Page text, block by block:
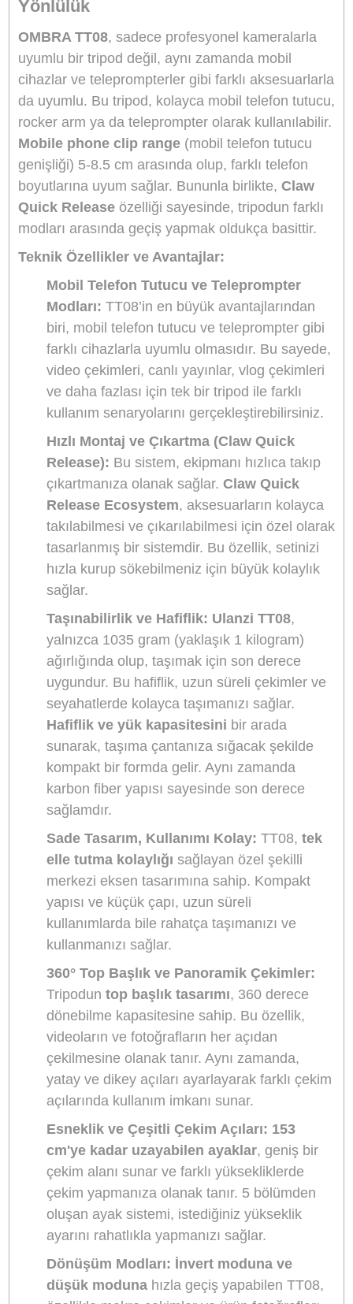
Hızlı Kilit Sistemi:Tek dokunuşla tripod ve teleprompter montajı,
Çok Fonksiyonlu Tasarım:Hem tripod hem teleprompter için ideal
kullanım.
Her zeminde sağlam duruş ve stabilite sağlar.
Ulanzi OMBRA Claw Quick
Teleprompter Carbon Fiber Tripod:
Kolay Kullanım ve Yüksek
Performans için Tasarlanmış
Profesyonel Tripod
Fotoğrafçılık ve video çekimi ekipmanları, her
geçen gün gelişen teknoloji ile birlikte çok daha
kompakt, kullanımı kolay ve taşınabilir hale
geliyor. Ulanzi'ninOMBRA TT08 Claw Quick
Release Teleprompter Tripodmodeli, özellikle
içerik üreticileri ve profesyonel video çekimlerini
kolaylaştıran özellikleri ile dikkat çekiyor. Mobil
telefon tutucusu, hızlı montaj sistemi ve karbon
fiber ayakları ile öne çıkan bu tripod,
taşınabilirliğinden ödün vermeden sağlam bir
destek sunuyor.
Ulanzi TT08: Gelişmiş Teknoloji ve
Yönlülük
OMBRA TT08, sadece profesyonel kameralarla
uyumlu bir tripod değil, aynı zamanda mobil
cihazlar ve teleprompterler gibi farklı
da uyumlu. Bu tripod, kolayca mobil telefon
rocker arm ya da teleprompter olarak
Mobile phone clip range(mobil telefon tutucu
genişliği) 5-8.5 cm arasında olup, farklı telefon
boyutlarına uyum sağlar. Bununla birlikte,
Quick Release
özelliği sayesinde, tripodun
Teknik Özellikler ve Avantajlar:
Mobil Telefon Tutucu ve Teleprompter
Modları: TT08’in en büyük avantajlarından
biri, mobil telefon tutucu ve teleprompter
farklı cihazlarla uyumlu olmasıdır. Bu
ve daha fazlası için tek bir tripod ile farklı
kullanım senaryolarını
Hızlı Montaj ve Çıkartma (Claw Quick
Release):Bu sistem, ekipmanı hızlıca
çıkartmanıza olanak sağlar.Claw Quick
Release Ecosystem, aksesuarların
takılabilmesi ve çıkarılabilmesi için özel